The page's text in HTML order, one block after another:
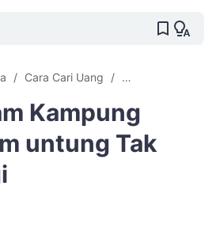
Cara Cari Uang Cari Uang Offline
Kampung
untung Tak